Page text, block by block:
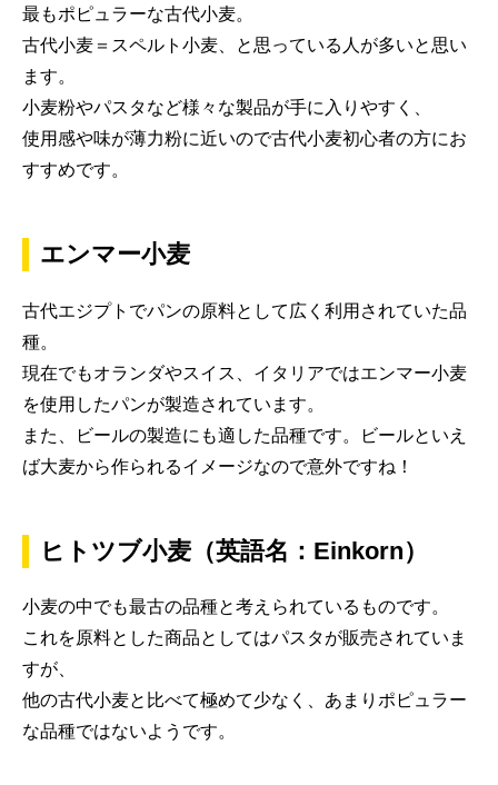
最もポピュラーな古代小麦。
古代小麦＝スペルト小麦、と思っている人が多いと思い
ます。
小麦粉やパスタなど様々な製品が手に入りやすく、
使用感や味が薄力粉に近いので古代小麦初心者の方にお
すすめです。
エンマー小麦
古代エジプトでパンの原料として広く利用されていた品
種。
現在でもオランダやスイス、イタリアではエンマー小麦
を使用したパンが製造されています。
また、ビールの製造にも適した品種です。ビールといえ
ば大麦から作られるイメージなので意外ですね！
ヒトツブ小麦（英語名：Einkorn）
小麦の中でも最古の品種と考えられているものです。
これを原料とした商品としてはパスタが販売されていま
すが、
他の古代小麦と比べて極めて少なく、あまりポピュラー
な品種ではないようです。